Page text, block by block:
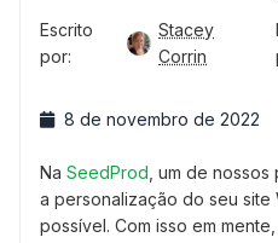
Escrito
por:
Stacey
Corrin
8 de novembro de 2022
Na SeedProd , um de
a personalização do seu site
possível. Com isso em